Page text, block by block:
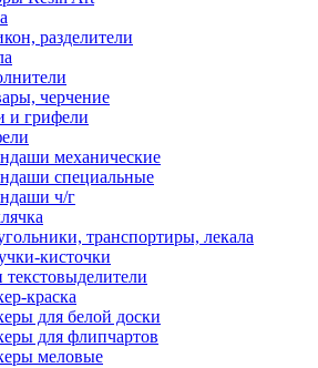
разделители
черчение
и грифели
механические
специальные
ч/г
транспортиры, лекала
кисточки
краска
для белой доски
для флипчартов
меловые